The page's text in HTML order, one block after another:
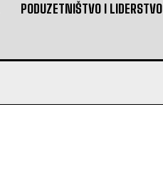
PODUZETNIŠTVO I LIDERSTVO